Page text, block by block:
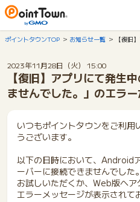
ポイントタウンTOP お知らせ一覧 【復旧
2023年11月28日（火） 15:00
【復旧】アプリにて発生
ませんでした。」のエラ
いつもポイントタウンをご利用
うございます。
以下の日時において、Android
ーバーに接続できませんでし
お試しいただくか、Web版へ
エラーメッセージが表示されて